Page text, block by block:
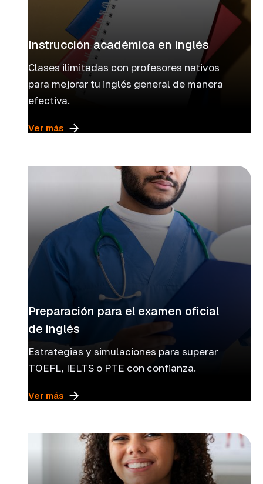
Instrucción académica en inglés
Clases ilimitadas con profesores nativos
para mejorar tu inglés general de manera
efectiva.
Ver más
Preparación para el examen oficial
de inglés
Estrategias y simulaciones para superar
TOEFL, IELTS o PTE con confianza.
Ver más